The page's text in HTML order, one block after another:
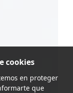
cookies
en proteger
que